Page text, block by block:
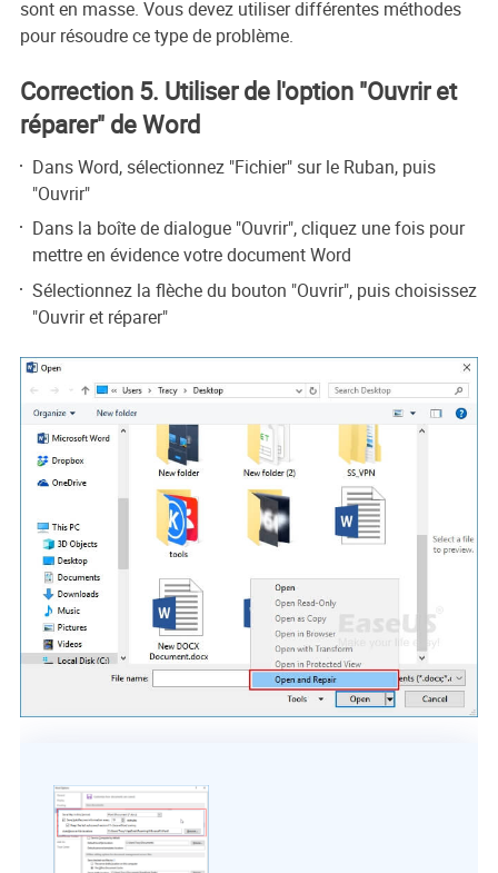
sont en masse. Vous devez utiliser différentes méthodes
pour résoudre ce type de problème.
Correction 5. Utiliser de l'option "Ouvrir et
réparer" de Word
Dans Word, sélectionnez "Fichier" sur le Ruban, puis
"Ouvrir"
Dans la boîte de dialogue "Ouvrir", cliquez une fois pour
mettre en évidence votre document Word
Sélectionnez la flèche du bouton "Ouvrir", puis choisissez
"Ouvrir et réparer"